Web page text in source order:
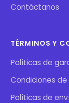
Contáctanos
TÉRMINOS Y
Políticas de
Condiciones
Políticas de